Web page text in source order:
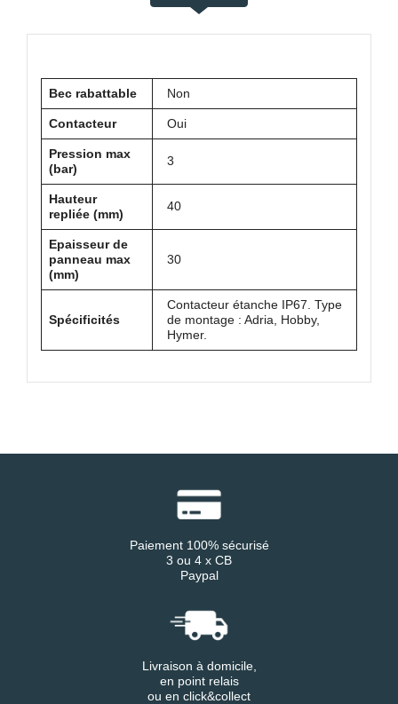
Bec rabattable Non
Contacteur Oui
Pression max
(bar)
3
Hauteur
repliée (mm)
40
Epaisseur de
panneau max
(mm)
30
Spécificités
Contacteur étanche IP67. Type
de montage : Adria, Hobby,
Hymer.
Paiement 100% sécurisé
3 ou 4 x CB
Paypal
Livraison à domicile,
en point relais
ou en click&collect